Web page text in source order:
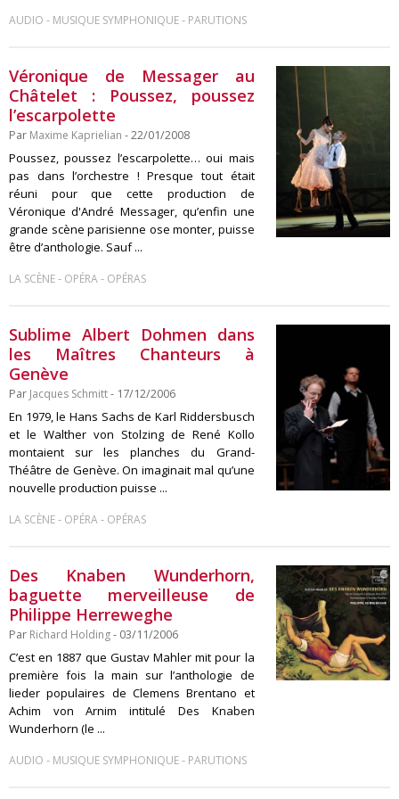
AUDIO - MUSIQUE SYMPHONIQUE- PARUTIONS
Véronique de Messager au
Châtelet : Poussez, poussez
l’escarpolette
Par Maxime Kaprielian - 22/01/2008
Poussez, poussez l’escarpolette… oui mais
pas dans l’orchestre ! Presque tout était
réuni pour que cette production de
Véronique d'André Messager, qu’enfin une
grande scène parisienne ose monter, puisse
être d’anthologie. Sauf ...
LA SCÈNE- OPÉRA- OPÉRAS
Sublime Albert Dohmen dans
les Maîtres Chanteurs à
Genève
Par Jacques Schmitt- 17/12/2006
En 1979, le Hans Sachs de Karl Riddersbusch
et le Walther von Stolzing de René Kollo
montaient sur les planches du Grand-
Théâtre de Genève. On imaginait mal qu’une
nouvelle production puisse ...
LA SCÈNE- OPÉRA- OPÉRAS
Des Knaben Wunderhorn,
baguette merveilleuse de
Philippe Herreweghe
Par Richard Holding- 03/11/2006
C’est en 1887 que Gustav Mahler mit pour la
première fois la main sur l’anthologie de
lieder populaires de Clemens Brentano et
Achim von Arnim intitulé Des Knaben
Wunderhorn (le ...
AUDIO - MUSIQUE SYMPHONIQUE- PARUTIONS